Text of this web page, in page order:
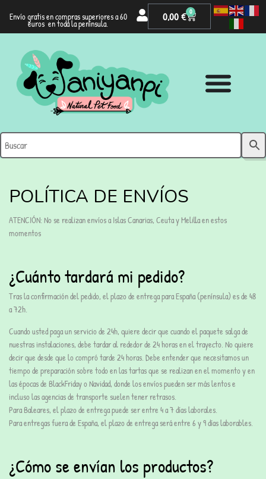
Envío gratis en compras superiores a 60
euros en toda la península.
0,00€ 0
POLÍTICA DE ENVÍOS
ATENCIÓN: No se realizan envíos a Islas Canarias, Ceuta y Melilla en estos
momentos
¿Cuánto tardará mi pedido?
Tras la confirmación del pedido, el plazo de entrega paraEspaña (península) esde 48
a 72h.
Cuando usted paga un servicio de 24h, quiere decir que cuando el paquete salga de
nuestras instalaciones, debe tardar al rededor de 24 horas en el trayecto. No quiere
decir que desde que lo compró tarde 24 horas. Debe entender que necesitamos un
tiempo de preparación sobre todo en las tartas que se realizan en el momento y en
las épocas de BlackFriday o Navidad, donde los envíos pueden ser más lentos e
incluso las agencias de transporte suelen tener retrasos.
Para Baleares, el plazo de entrega puede ser entre 4 a 7 días laborales.
Paraentregas fuera de España, el plazo de entrega será entre 6 y 9 días laborables.
¿Cómo se envían los productos?